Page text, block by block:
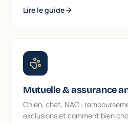
Lire le guide
Mutuelle & assurance
Chien, chat, NAC :
exclusions et comment bien